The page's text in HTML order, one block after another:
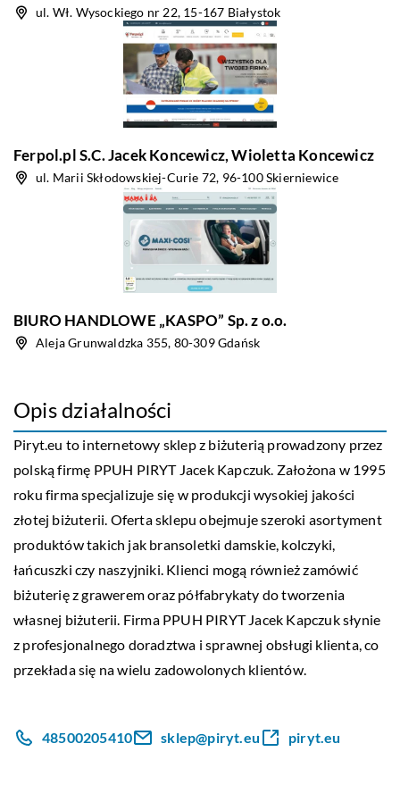
ul. Wł. Wysockiego nr 22, 15-167 Białystok
Ferpol.pl S.C. Jacek Koncewicz, Wioletta Koncewicz
ul. Marii Skłodowskiej-Curie 72, 96-100 Skierniewice
BIURO HANDLOWE „KASPO” Sp. z o.o.
Aleja Grunwaldzka 355, 80-309 Gdańsk
Opis działalności
Piryt.eu to internetowy sklep z biżuterią prowadzony przez
polską firmę PPUH PIRYT Jacek Kapczuk. Założona w 1995
roku firma specjalizuje się w produkcji wysokiej jakości
złotej biżuterii. Oferta sklepu obejmuje szeroki asortyment
produktów takich jak bransoletki damskie, kolczyki,
łańcuszki czy naszyjniki. Klienci mogą również zamówić
biżuterię z grawerem oraz półfabrykaty do tworzenia
własnej biżuterii. Firma PPUH PIRYT Jacek Kapczuk słynie
z profesjonalnego doradztwa i sprawnej obsługi klienta, co
przekłada się na wielu zadowolonych klientów.
48500205410 sklep@piryt.eu piryt.eu